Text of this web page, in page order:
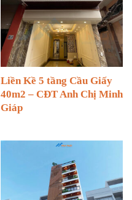
Liền Kề 5 tầng Cầu Giấy
40m2 – CĐT Anh Chị Minh
Giáp